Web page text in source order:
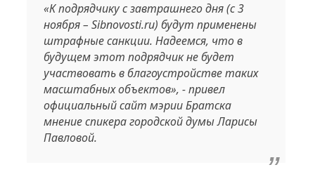
«К подрядчику с завтрашнего дня (с 3
ноября – Sibnovosti.ru) будут применены
штрафные санкции. Надеемся, что в
будущем этот подрядчик не будет
участвовать в благоустройстве таких
масштабных объектов», - привел
официальный сайт мэрии Братска
мнение спикера городской думы Ларисы
Павловой.